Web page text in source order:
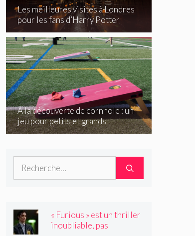
Les meilleures visites à Londres
pour les fans d’Harry Potter
À la découverte de cornhole : un
jeu pour petits et grands
Rechercher :
« Furious » est un thriller
inoubliable, pas